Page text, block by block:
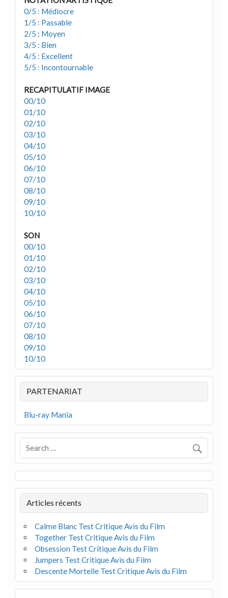
0/5 : Médiocre
1/5 : Passable
2/5 : Moyen
3/5 : Bien
4/5 : Excellent
5/5 : Incontournable
RECAPITULATIF IMAGE
00/10
01/10
02/10
03/10
04/10
05/10
06/10
07/10
08/10
09/10
10/10
SON
00/10
01/10
02/10
03/10
04/10
05/10
06/10
07/10
08/10
09/10
10/10
PARTENARIAT
Blu-ray Mania
Articles récents
Calme Blanc Test Critique Avis du Film
Together Test Critique Avis du Film
Obsession Test Critique Avis du Film
Jumpers Test Critique Avis du Film
Descente Mortelle Test Critique Avis du Film